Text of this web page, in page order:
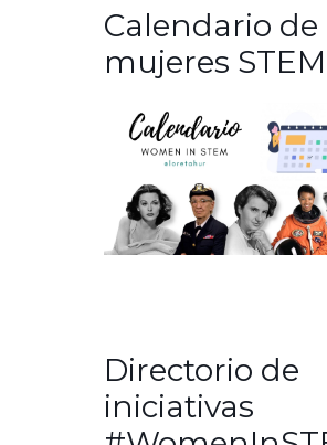
Calendario de
mujeres STEM
Directorio de
iniciativas